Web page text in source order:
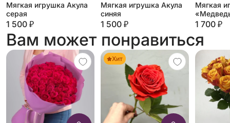
Мягкая игрушка Акула
серая
1 500 ₽
Мягкая игрушка Акула
синяя
1 500 ₽
Мягкая
1 700 ₽
Вам может понравиться
Хит